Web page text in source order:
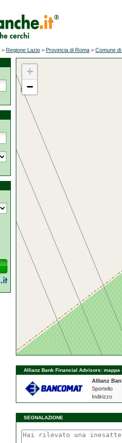
> Regione Lazio > Provincia di Roma > Comune
+
−
Allianz Bank Financial Advisors:
Allianz
Sportello
Indirizzo
SEGNALAZIONE